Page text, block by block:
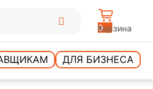
0
Корзина
ДЛЯ БИЗНЕСА